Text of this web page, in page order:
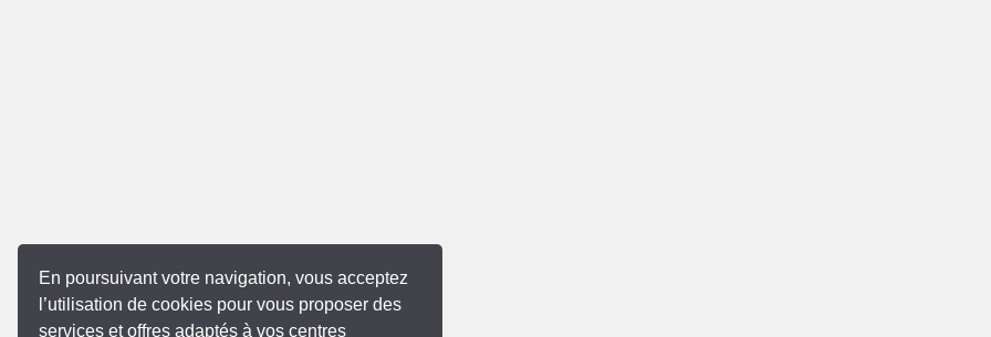
En poursuivant votre navigation, vous acceptez
l’utilisation de cookies pour vous proposer des
services et offres adaptés à vos centres